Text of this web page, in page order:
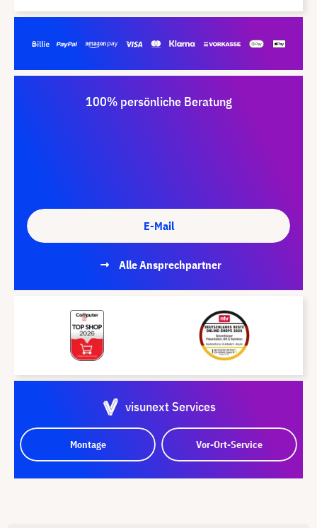
100% persönliche Beratung
E-Mail
Alle Ansprechpartner
visunext Services
Montage Vor-Ort-Service